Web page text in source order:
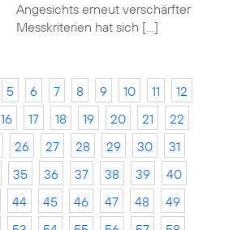
Angesichts erneut verschärfter
Messkriterien hat sich […]
5 6 7 8 9 10 11
12
16 17 18 19 20 21
22
26 27 28 29 30
31
35 36 37 38 39
40
44 45 46 47 48
49